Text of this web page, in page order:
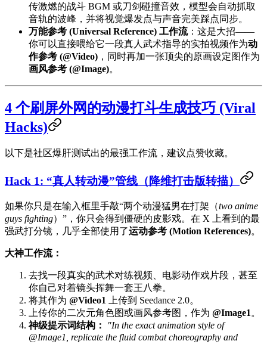
传激燃的战斗 BGM 或刀剑碰撞音效，模型会自动抓取
音轨的波峰，并将视觉爆发点与声音完美踩点同步。
万能参考 (Universal Reference) 工作流：这是大招——
你可以直接喂给它一段真人武术指导的实拍视频作为动
作参考 (@Video) ，同时再加一张顶尖的原画设定图作为
画风参考 (@Image)。
4 个刷屏外网的动漫打斗生成技巧 (Viral
Hacks)
以下是社区爆肝测试出的最强工作流，建议点赞收藏。
Hack 1: “真人转动漫”管线（降维打击版转描）
如果你只是在输入框里手敲“两个动漫猛男在打架（two anime
guys fighting）”，你只会得到僵硬的皮影戏。在 X 上看到的最
强武打分镜，几乎全部使用了运动参考 (Motion References)。
大神工作流：
去找一段真实的武术对练视频、电影动作戏片段，甚至
你自己对着镜头挥舞一套王八拳。
将其作为 @Video1
上传到 Seedance 2.0。
上传你的二次元角色图或画风参考图，作为 @Image1 。
神级提示词结构：
"In the exact animation style of
@Image1, replicate the fluid combat choreography and